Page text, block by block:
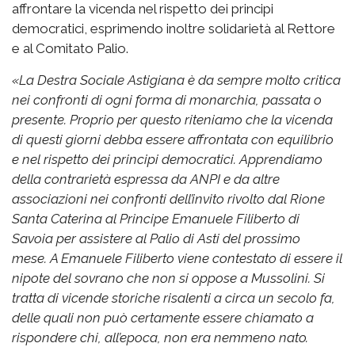
affrontare la vicenda nel rispetto dei principi
democratici, esprimendo inoltre solidarietà al Rettore
e al Comitato Palio.
«La Destra Sociale Astigiana è da sempre molto critica
nei confronti di ogni forma di monarchia, passata o
presente. Proprio per questo riteniamo che la vicenda
di questi giorni debba essere affrontata con equilibrio
e nel rispetto dei principi democratici.Apprendiamo
della contrarietà espressa da ANPI e da altre
associazioni nei confronti dell’invito rivolto dal Rione
Santa Caterina al Principe Emanuele Filiberto di
Savoia per assistere al Palio di Asti del prossimo
mese.A Emanuele Filiberto viene contestato di essere il
nipote del sovrano che non si oppose a Mussolini. Si
tratta di vicende storiche risalenti a circa un secolo fa,
delle quali non può certamente essere chiamato a
rispondere chi, all’epoca, non era nemmeno nato.